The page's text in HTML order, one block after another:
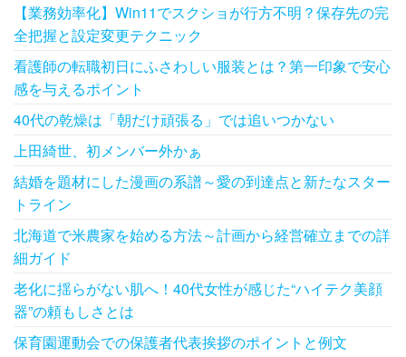
【業務効率化】Win11でスクショが行方不明？保存先の完
全把握と設定変更テクニック
看護師の転職初日にふさわしい服装とは？第一印象で安心
感を与えるポイント
40代の乾燥は「朝だけ頑張る」では追いつかない
上田綺世、初メンバー外かぁ
結婚を題材にした漫画の系譜～愛の到達点と新たなスター
トライン
北海道で米農家を始める方法～計画から経営確立までの詳
細ガイド
老化に揺らがない肌へ！40代女性が感じた“ハイテク美顔
器”の頼もしさとは
保育園運動会での保護者代表挨拶のポイントと例文